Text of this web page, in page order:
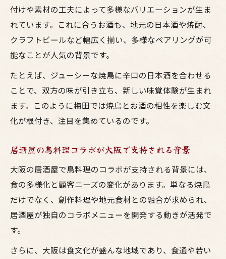
付けや素材の工夫によって多様なバリエーションが生ま
れています。これに合うお酒も、地元の日本酒や焼酎、
クラフトビールなど幅広く揃い、多様なペアリングが可
能なことが人気の背景です。
たとえば、ジューシーな焼鳥に辛口の日本酒を合わせる
ことで、双方の味が引き立ち、新しい味覚体験が生まれ
ます。このように梅田では焼鳥とお酒の相性を楽しむ文
化が根付き、注目を集めているのです。
居酒屋の鳥料理コラボが大阪で支持される背景
大阪の居酒屋で鳥料理のコラボが支持される背景には、
食の多様化と顧客ニーズの変化があります。単なる焼鳥
だけでなく、創作料理や地元食材との融合が求められ、
居酒屋が独自のコラボメニューを開発する動きが活発で
す。
さらに、大阪は食文化が盛んな地域であり、食通や若い